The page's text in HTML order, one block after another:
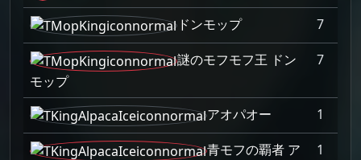
ドンモップ
7
謎のモフモフ王 ドン
モップ
7
アオパオー
1
青モフの覇者 ア
1